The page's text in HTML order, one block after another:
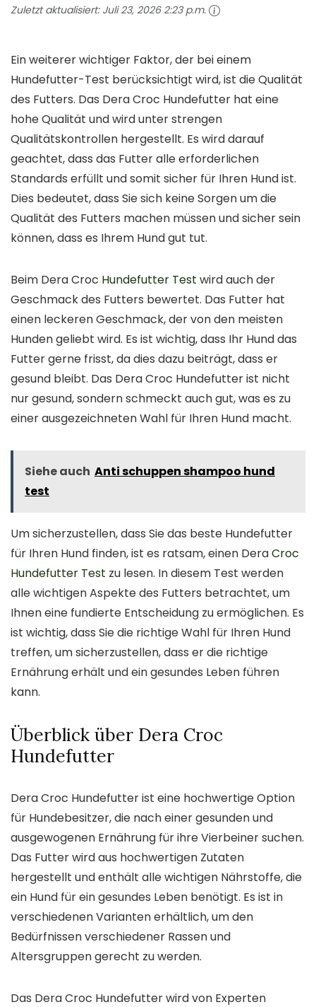
Zuletzt aktualisiert: Juli 23, 2026 2:23 p.m.
Ein weiterer wichtiger Faktor, der bei einem
Hundefutter-Test berücksichtigt wird, ist die Qualität
des Futters. Das Dera Croc Hundefutter hat eine
hohe Qualität und wird unter strengen
Qualitätskontrollen hergestellt. Es wird darauf
geachtet, dass das Futter alle erforderlichen
Standards erfüllt und somit sicher für Ihren Hund ist.
Dies bedeutet, dass Sie sich keine Sorgen um die
Qualität des Futters machen müssen und sicher sein
können, dass es Ihrem Hund gut tut.
Beim Dera Croc Hundefutter Test wird auch der
Geschmack des Futters bewertet. Das Futter hat
einen leckeren Geschmack, der von den meisten
Hunden geliebt wird. Es ist wichtig, dass Ihr Hund das
Futter gerne frisst, da dies dazu beiträgt, dass er
gesund bleibt. Das Dera Croc Hundefutter ist nicht
nur gesund, sondern schmeckt auch gut, was es zu
einer ausgezeichneten Wahl für Ihren Hund macht.
Siehe auch Anti schuppen shampoo hund
test
Um sicherzustellen, dass Sie das beste Hundefutter
für Ihren Hund finden, ist es ratsam, einen DeraCroc
Hundefutter Test zu lesen. In diesem Test werden
alle wichtigen Aspekte des Futters betrachtet, um
Ihnen eine fundierte Entscheidung zu ermöglichen. Es
ist wichtig, dass Sie die richtige Wahl für Ihren Hund
treffen, um sicherzustellen, dass er die richtige
Ernährung erhält und ein gesundes Leben führen
kann.
Überblick über Dera Croc
Hundefutter
Dera Croc Hundefutter ist eine hochwertige Option
für Hundebesitzer, die nach einer gesunden und
ausgewogenen Ernährung für ihre Vierbeiner suchen.
Das Futter wird aus hochwertigen Zutaten
hergestellt und enthält alle wichtigen Nährstoffe, die
ein Hund für ein gesundes Leben benötigt. Es ist in
verschiedenen Varianten erhältlich, um den
Bedürfnissen verschiedener Rassen und
Altersgruppen gerecht zu werden.
Das Dera Croc Hundefutter wird von Experten